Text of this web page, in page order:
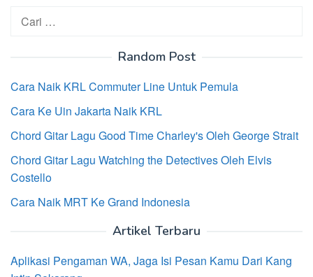
Cari
untuk:
Random Post
Cara Naik KRL Commuter Line Untuk Pemula
Cara Ke Uin Jakarta Naik KRL
Chord Gitar Lagu Good Time Charley's Oleh George Strait
Chord Gitar Lagu Watching the Detectives Oleh Elvis
Costello
Cara Naik MRT Ke Grand Indonesia
Artikel Terbaru
Aplikasi Pengaman WA, Jaga Isi Pesan Kamu Dari Kang